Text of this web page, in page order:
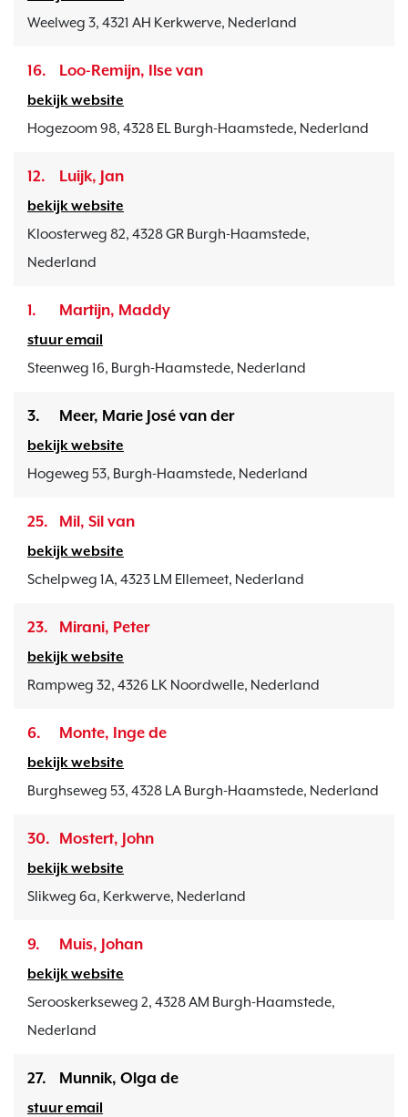
Weelweg 3, 4321 AH Kerkwerve, Nederland
16. Loo-Remijn, Ilse van
bekijk website
Hogezoom 98, 4328 EL Burgh-Haamstede, Nederland
12. Luijk, Jan
bekijk website
Kloosterweg 82, 4328 GR Burgh-Haamstede,
Nederland
1. Martijn, Maddy
stuur email
Steenweg 16, Burgh-Haamstede, Nederland
3. Meer, Marie José van der
bekijk website
Hogeweg 53, Burgh-Haamstede, Nederland
25. Mil, Sil van
bekijk website
Schelpweg 1A, 4323 LM Ellemeet, Nederland
23. Mirani, Peter
bekijk website
Rampweg 32, 4326 LK Noordwelle, Nederland
6. Monte, Inge de
bekijk website
Burghseweg 53, 4328 LA Burgh-Haamstede, Nederland
30. Mostert, John
bekijk website
Slikweg 6a, Kerkwerve, Nederland
9. Muis, Johan
bekijk website
Serooskerkseweg 2, 4328 AM Burgh-Haamstede,
Nederland
27. Munnik, Olga de
stuur email